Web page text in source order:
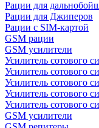
Рации для
Рации для Джиперов
Рации с SIM-картой
GSM рации
GSM усилители
Усилитель сотового
Усилитель сотового
Усилитель сотового
Усилитель сотового
Усилитель сотового
GSM усилители